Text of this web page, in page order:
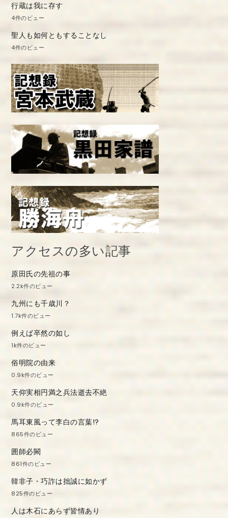
行蔵は我に存す
4件のビュー
聖人も如何ともすることなし
4件のビュー
アクセスの多い記事
原田氏の先祖の事
2.2k件のビュー
九州にも千歳川？
1.7k件のビュー
例えば卒然の如し
1k件のビュー
俗明院の由来
0.9k件のビュー
天仰実相円満之兵法逝去不絶
0.9k件のビュー
馬耳東風って李白の言葉!?
865件のビュー
囲師必闕
861件のビュー
韓非子・巧詐は拙誠に如かず
825件のビュー
人は木石にあらず皆情あり